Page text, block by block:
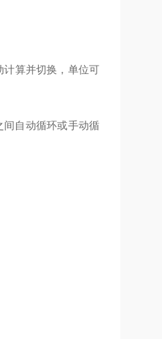
计算并切换，单位可
间自动循环或手动循